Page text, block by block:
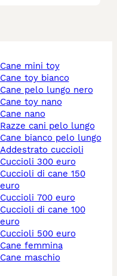
cane mini toy
cane toy bianco
cane pelo lungo nero
cane toy nano
cane nano
razze cani pelo lungo
cane bianco pelo lungo
addestrato cuccioli
cuccioli 300 euro
cuccioli di cane 150
euro
cuccioli 700 euro
cuccioli di cane 100
euro
cuccioli 500 euro
cane femmina
cane maschio